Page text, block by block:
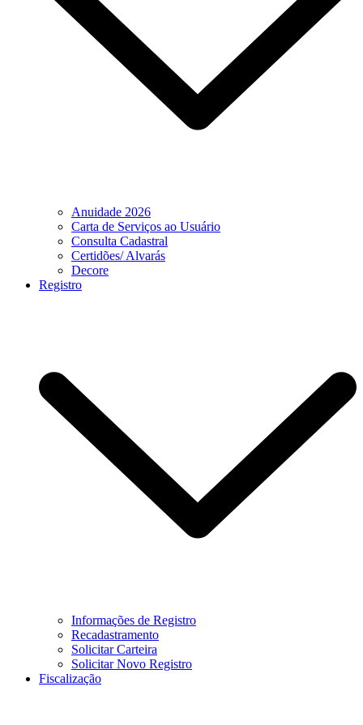
Anuidade 2026
Carta de Serviços ao Usuário
Consulta Cadastral
Certidões/ Alvarás
Decore
Registro
Informações de Registro
Recadastramento
Solicitar Carteira
Solicitar Novo Registro
Fiscalização